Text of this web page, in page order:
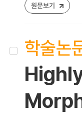
원문보기
학술논